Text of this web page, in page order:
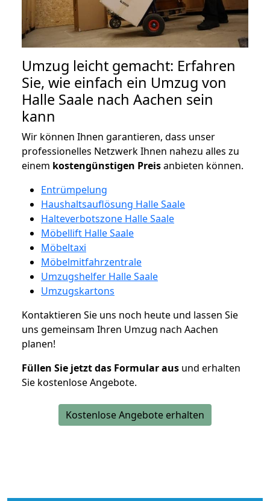
Umzug leicht gemacht: Erfahren
Sie, wie einfach ein Umzug von
Halle Saale nach Aachen sein
kann
Wir können Ihnen garantieren, dass unser
professionelles Netzwerk Ihnen nahezu alles zu
einem kostengünstigen Preisanbieten können.
Entrümpelung
Haushaltsauflösung Halle Saale
Halteverbotszone Halle Saale
Möbellift Halle Saale
Möbeltaxi
Möbelmitfahrzentrale
Umzugshelfer Halle Saale
Umzugskartons
Kontaktieren Sie uns noch heute und lassen Sie
uns gemeinsam Ihren Umzug nach Aachen
planen!
Füllen Sie jetzt das Formular aus und erhalten
Sie kostenlose Angebote.
Kostenlose Angebote erhalten